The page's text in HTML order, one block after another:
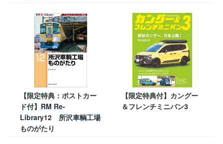
【限定特典：ポストカー
ド付】RM Re-
Library12 所沢車輌工場
ものがたり
【限定特典付】カングー
＆フレンチミニバン3